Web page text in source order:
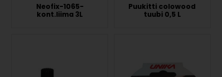
Neofix-1065-
kont.liima 3L
Puukitti colowood
tuubi 0,5 L